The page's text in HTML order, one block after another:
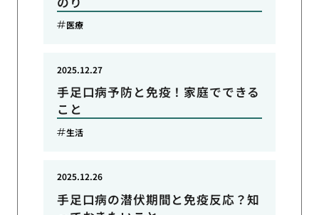
医療
手足口病予防と免疫！家庭でできる
こと
2025.12.27
生活
手足口病の潜伏期間と免疫反応？知
2025.12.26